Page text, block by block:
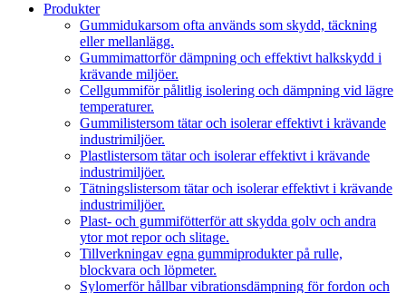
Produkter
Gummidukarsom ofta används som skydd, täckning
eller mellanlägg.
Gummimattorför dämpning och effektivt halkskydd i
krävande miljöer.
Cellgummiför pålitlig isolering och dämpning vid lägre
temperaturer.
Gummilistersom tätar och isolerar effektivt i krävande
industrimiljöer.
Plastlistersom tätar och isolerar effektivt i krävande
industrimiljöer.
Tätningslistersom tätar och isolerar effektivt i krävande
industrimiljöer.
Plast- och gummifötterför att skydda golv och andra
ytor mot repor och slitage.
Tillverkningav egna gummiprodukter på rulle,
blockvara och löpmeter.
Sylomerför hållbar vibrationsdämpning för fordon och